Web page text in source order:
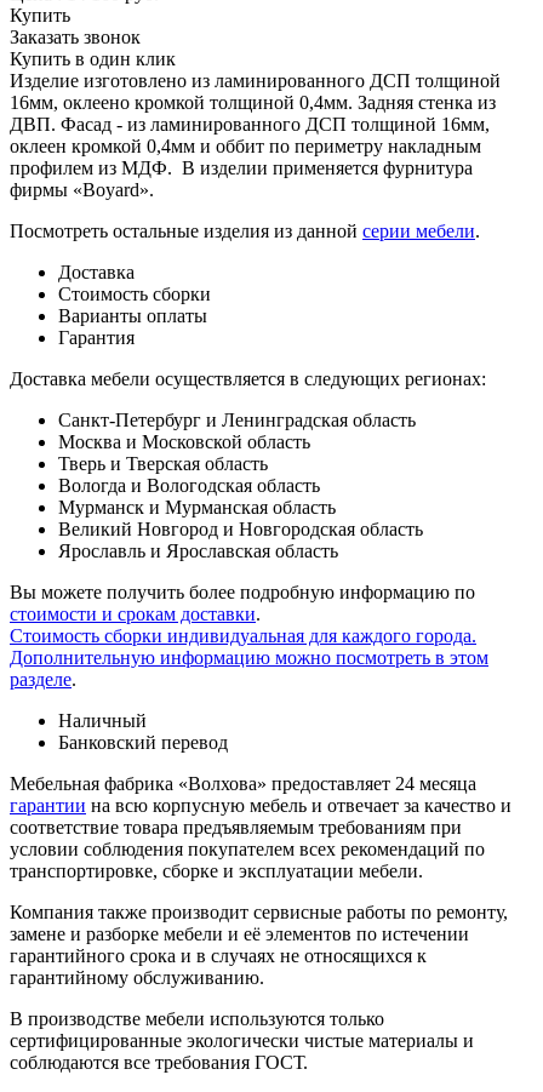
Купить
Заказать звонок
Купить в один клик
Изделие изготовлено из ламинированного ДСП толщиной
16мм, оклеено кромкой толщиной 0,4мм. Задняя стенка из
ДВП. Фасад - из ламинированного ДСП толщиной 16мм,
оклеен кромкой 0,4мм и оббит по периметру накладным
профилем из МДФ. В изделии применяется фурнитура
фирмы «Boyard».
Посмотреть остальные изделия из данной серии мебели.
Доставка
Стоимость сборки
Варианты оплаты
Гарантия
Доставка мебели осуществляется в следующих регионах:
Санкт-Петербург и Ленинградская область
Москва и Московской область
Тверь и Тверская область
Вологда и Вологодская область
Мурманск и Мурманская область
Великий Новгород и Новгородская область
Ярославль и Ярославская область
Вы можете получить более подробную информацию по
стоимости и срокам доставки.
Стоимость сборки индивидуальная для каждого города.
Дополнительную информацию можно посмотреть в этом
разделе.
Наличный
Банковский перевод
Мебельная фабрика «Волхова» предоставляет 24 месяца
гарантии на всю корпусную мебель и отвечает за качество и
соответствие товара предъяв­ляе­мым требованиям при
условии соблюдения покупателем всех рекомендаций по
транспорти­ровке, сборке и эксплуатации мебели.
Компания также производит сервисные работы по ремонту,
замене и разборке мебели и её элементов по истечении
гарантийного срока и в случаях не относящихся к
гарантийному обслуживанию.
В производстве мебели используются только
сертифицированные экологически чистые материалы и
соблюдаются все требования ГОСТ.